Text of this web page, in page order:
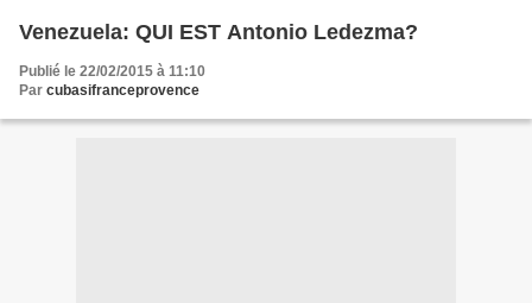
Venezuela: QUI EST Antonio Ledezma?
Publié le 22/02/2015 à 11:10
Par cubasifranceprovence